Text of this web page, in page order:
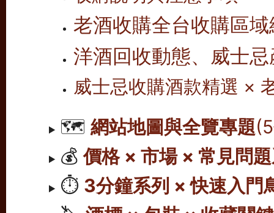
老酒收購全台收購區
洋酒回收動態、威士
威士忌收購酒款精選 ×
🗺️網站地圖與全覽專題
💰價格 × 市場 × 常見問
⏱️ 3分鐘系列 × 快速入門